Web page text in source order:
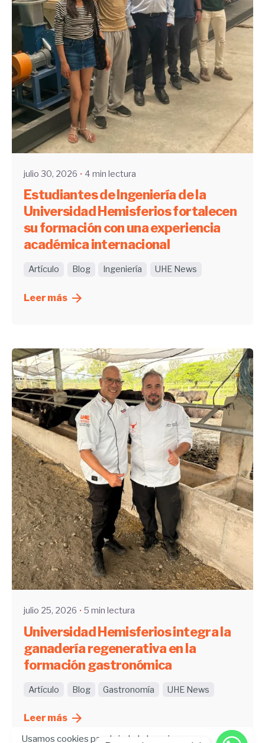
Enviado por
UHE
julio 30, 2026 4 min lectura
Estudiantes de Ingeniería de la
Universidad Hemisferios fortalecen
su formación con una experiencia
académica internacional
Artículo Blog Ingeniería UHE News
Leer más
Enviado por
UHE
julio 25, 2026 5 min lectura
Universidad Hemisferios integra la
ganadería regenerativa en la
formación gastronómica
Artículo Blog Gastronomía UHE News
Leer más
Usamos cookies para brindarle la mejor